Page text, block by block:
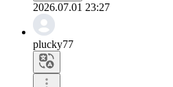
2026.07.01 23:27
plucky77